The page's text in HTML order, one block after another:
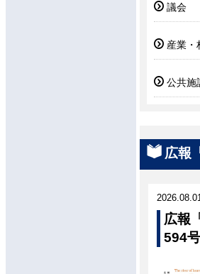
議会
産業・
公共施
広報
2026.08.01
広報
594号